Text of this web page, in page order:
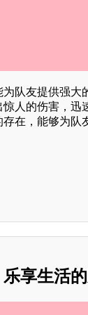
队友提供强大
人的伤害，迅
在，能够为队
享生活